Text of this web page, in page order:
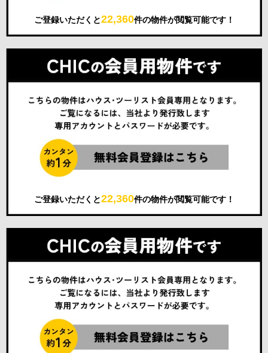
ご登録いただくと22,360件の物件が閲覧可能です！
ご登録いただくと22,360件の物件が閲覧可能です！